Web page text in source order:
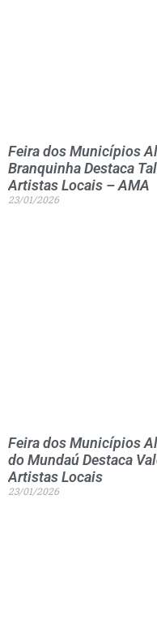
Feira dos Municípios
Branquinha Destaca
Artistas Locais – AMA
23/01/2026
Feira dos Municípios
do Mundaú Destaca
Artistas Locais
23/01/2026